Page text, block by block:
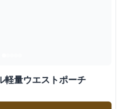
軽量ウエストポーチ